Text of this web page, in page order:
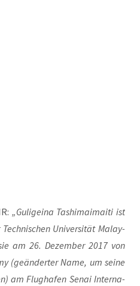
„Guli­geina Tashi­ma­i­ma­i­ti ist
Uni­ver­si­tät Malay­
am 26. Dezem­ber 2017 von
(geän­der­ter Name, um sei­ne
am Flug­ha­fen Senai Inter­na­